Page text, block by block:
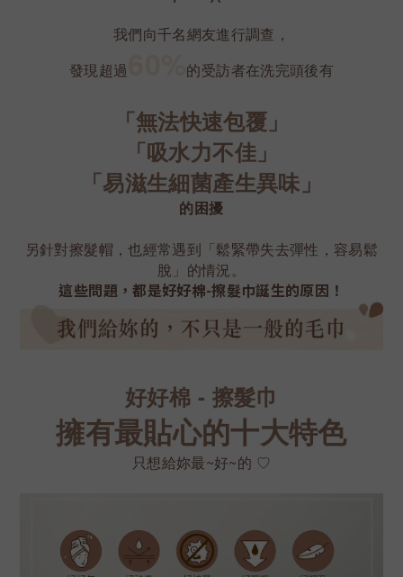
我們向千名網友進行調查，
發現超過
的受訪者在洗完頭後有
「無法快速包覆」
「吸水力不佳」
「易滋生細菌產生異味」
的困擾
另針對擦髮帽，也經常遇到「鬆緊帶失去彈性，容易鬆
脫」的情況。
這些問題，都是好好棉-擦髮巾誕生的原因！
好好棉 - 擦髮巾
擁有最貼心的十大特色
只想給妳最~好~的 ♡